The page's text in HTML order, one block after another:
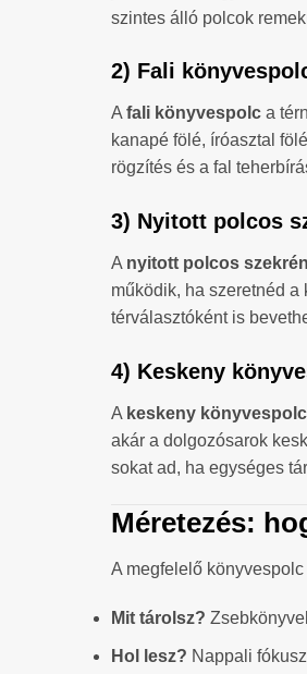
szintes álló polcok
2) Fali
A fali könyvespolc a
kanapé fölé, íróasztal
rögzítés és a fal
3) Nyitott polcos
A nyitott polcos
működik, ha szeretnéd
térválasztóként is
4) Keskeny
A keskeny könyvespolc
akár a dolgozósarok
sokat ad, ha egységes
Méretezés:
A megfelelő
Mit tárolsz?
Hol lesz? Nappali